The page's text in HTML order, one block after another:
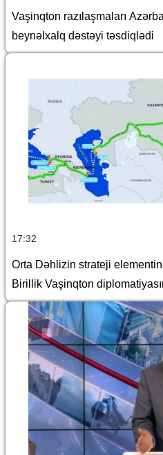
Vaşinqton razılaşmaları
beynəlxalq dəstəyi təsdiqlədi
17:32
Orta Dəhlizin strateji
Birillik Vaşinqton